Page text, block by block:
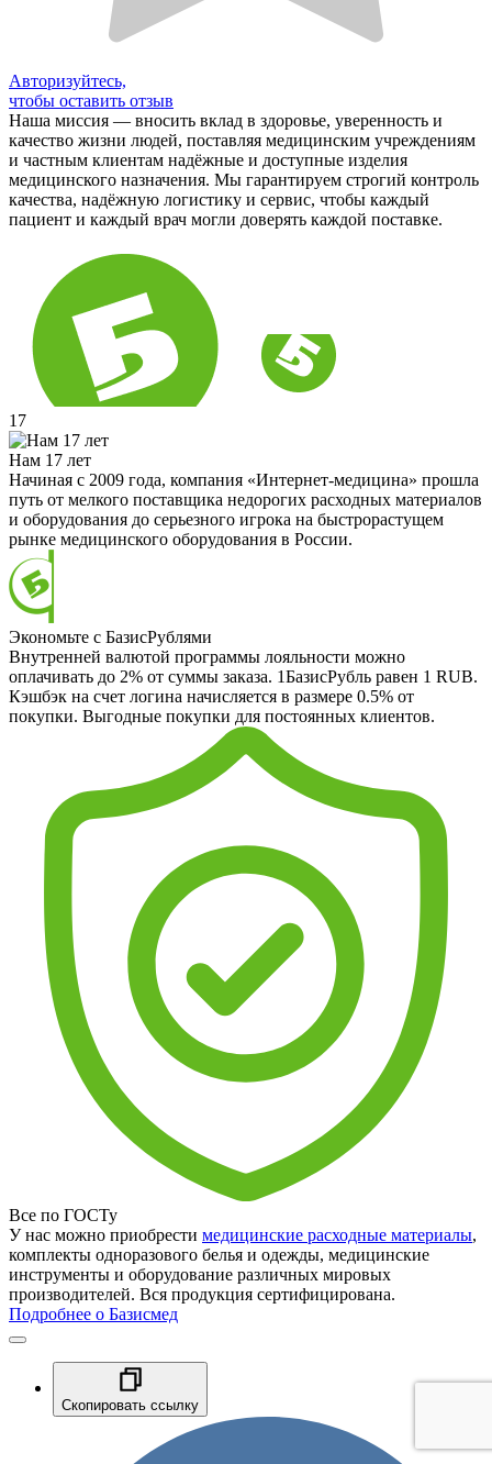
Авторизуйтесь,
чтобы оставить отзыв
Наша миссия — вносить вклад в здоровье, уверенность и
качество жизни людей, поставляя медицинским учреждениям
и частным клиентам надёжные и доступные изделия
медицинского назначения. Мы гарантируем строгий контроль
качества, надёжную логистику и сервис, чтобы каждый
пациент и каждый врач могли доверять каждой поставке.
17
Нам 17 лет
Начиная с 2009 года, компания «Интернет-медицина» прошла
путь от мелкого поставщика недорогих расходных материалов
и оборудования до серьезного игрока на быстрорастущем
рынке медицинского оборудования в России.
Экономьте с БазисРублями
Внутренней валютой программы лояльности можно
оплачивать до 2% от суммы заказа. 1БазисРубль равен 1 RUB.
Кэшбэк на счет логина начисляется в размере 0.5% от
покупки. Выгодные покупки для постоянных клиентов.
Все по ГОСТу
У нас можно приобрести медицинские расходные материалы,
комплекты одноразового белья и одежды, медицинские
инструменты и оборудование различных мировых
производителей. Вся продукция сертифицирована.
Подробнее о Базисмед
Скопировать ссылку